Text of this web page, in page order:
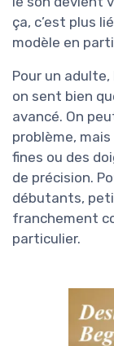
ça, c’est plus
modèle en
Pour un
on sent bien
avancé. On
problème,
fines ou des
de précision.
débutants,
franchement
particulier.